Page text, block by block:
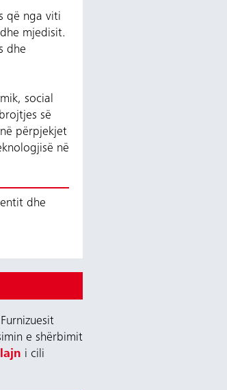
që nga viti
mjedisit.
dhe
social
së
përpjekjet
në
dhe
e shërbimit
i cili